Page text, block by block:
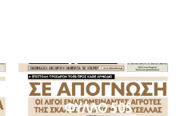
ΦΥΛΛΟ 505